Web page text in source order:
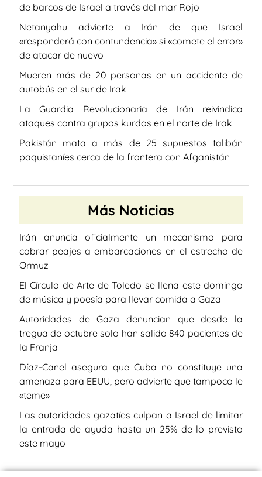
de barcos de Israel a través del mar Rojo
Netanyahu advierte a Irán de que Israel
«responderá con contundencia» si «comete el error»
de atacar de nuevo
Mueren más de 20 personas en un accidente de
autobús en el sur de Irak
La Guardia Revolucionaria de Irán reivindica
ataques contra grupos kurdos en el norte de Irak
Pakistán mata a más de 25 supuestos talibán
paquistaníes cerca de la frontera con Afganistán
Más Noticias
Irán anuncia oficialmente un mecanismo para
cobrar peajes a embarcaciones en el estrecho de
Ormuz
El Círculo de Arte de Toledo se llena este domingo
de música y poesía para llevar comida a Gaza
Autoridades de Gaza denuncian que desde la
tregua de octubre solo han salido 840 pacientes de
la Franja
Díaz-Canel asegura que Cuba no constituye una
amenaza para EEUU, pero advierte que tampoco le
«teme»
Las autoridades gazatíes culpan a Israel de limitar
la entrada de ayuda hasta un 25% de lo previsto
este mayo